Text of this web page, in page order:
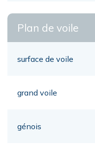
Plan de voile
surface de voile
grand voile
génois